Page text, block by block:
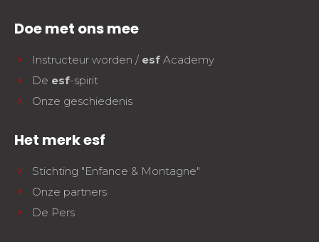
Doe met ons mee
Instructeur worden / esf Academy
De esf-spirit
Onze geschiedenis
Het merk esf
Stichting "Enfance & Montagne"
Onze partners
De Pers